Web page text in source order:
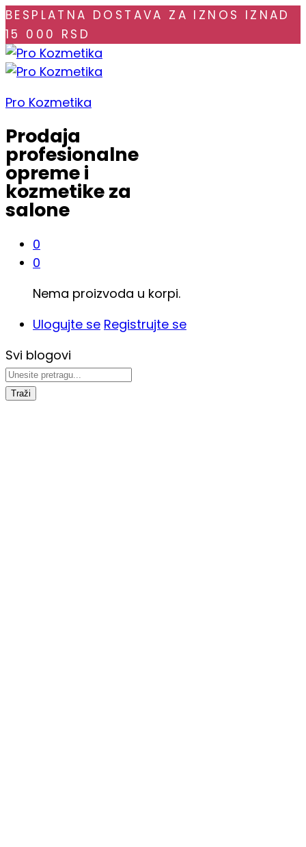
BESPLATNA DOSTAVA ZA IZNOS IZNAD
15 000 RSD
Pro Kozmetika
Prodaja
profesionalne
opreme i
kozmetike za
salone
0
0
Nema proizvoda u korpi.
Ulogujte se Registrujte se
Svi blogovi
Traži